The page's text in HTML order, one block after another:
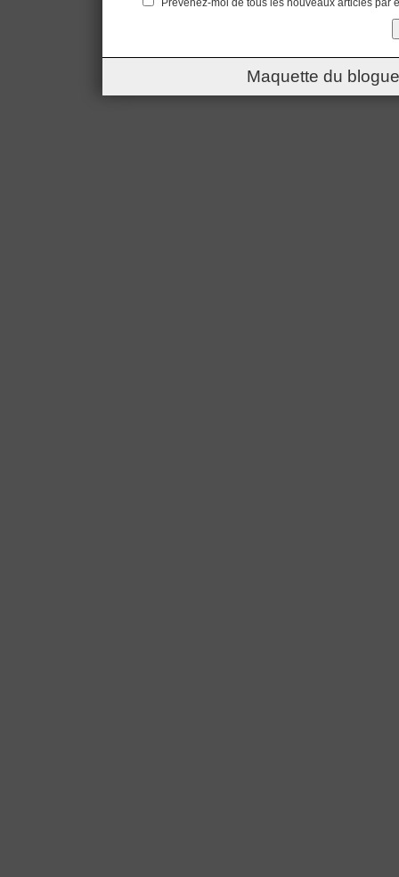
Prévenez-moi de tous les nouveaux articles par
Maquette du